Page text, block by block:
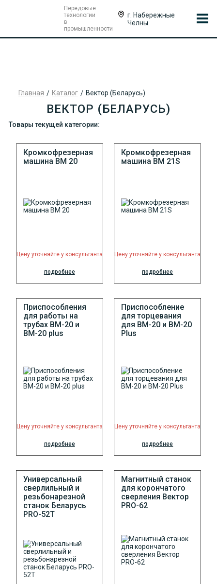
Передовые
технологии
в
промышленности
г. Набережные
Челны
Главная Каталог Вектор (Беларусь)
ВЕКТОР (БЕЛАРУСЬ)
Товары текущей категории:
Кромкофрезерная
машина ВМ 20
Цену уточняйте у консультанта
подробнее
Кромкофрезерная
машина ВМ 21S
Цену уточняйте у консультанта
подробнее
Приспособления
для работы на
трубах BM-20 и
BM-20 plus
Цену уточняйте у консультанта
подробнее
Приспособление
для торцевания
для ВМ-20 и BM-20
Plus
Цену уточняйте у консультанта
подробнее
Универсальный
сверлильный и
резьбонарезной
станок Беларусь
PRO-52T
Магнитный станок
для корончатого
сверления Вектор
PRO-62